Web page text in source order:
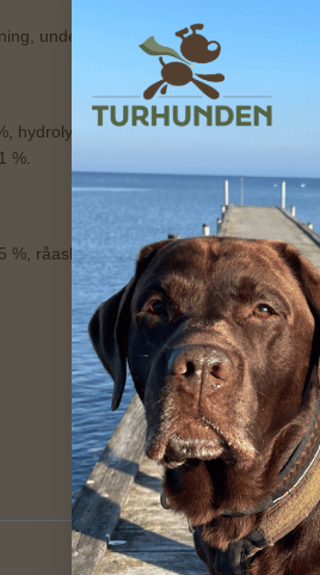
under træning eller som en lille
hydrolyseret lakseprotein 15 %),
%.
%, råaske 6,5 %, træstof 2,0 %,